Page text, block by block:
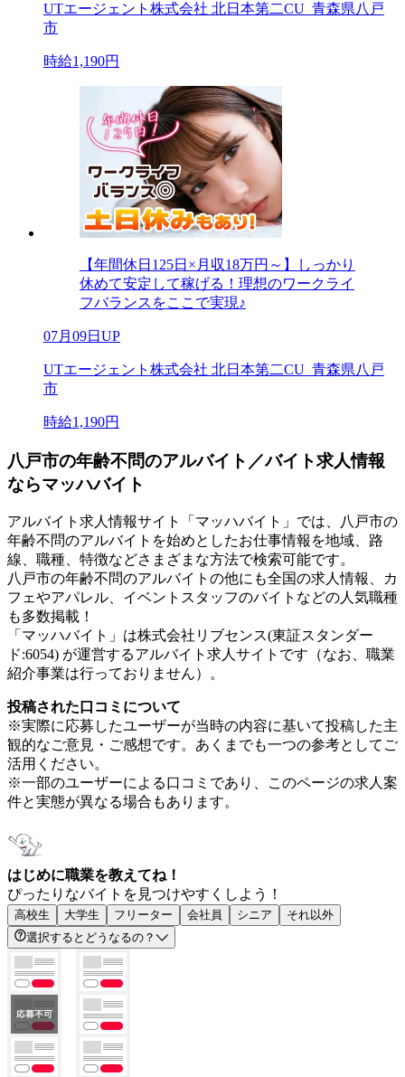
UTエージェント株式会社 北日本第二CU_青森県八戸
市
時給1,190円
【年間休日125日×月収18万円～】しっかり
休めて安定して稼げる！理想のワークライ
フバランスをここで実現♪
07月09日UP
UTエージェント株式会社 北日本第二CU_青森県八戸
市
時給1,190円
八戸市の年齢不問のアルバイト／バイト求人情報
ならマッハバイト
アルバイト求人情報サイト「マッハバイト」では、八戸市の
年齢不問のアルバイトを始めとしたお仕事情報を地域、路
線、職種、特徴などさまざまな方法で検索可能です。
八戸市の年齢不問のアルバイトの他にも全国の求人情報、カ
フェやアパレル、イベントスタッフのバイトなどの人気職種
も多数掲載！
「マッハバイト」は株式会社リブセンス(東証スタンダー
ド:6054) が運営するアルバイト求人サイトです（なお、職業
紹介事業は行っておりません）。
投稿された口コミについて
※実際に応募したユーザーが当時の内容に基いて投稿した主
観的なご意見・ご感想です。あくまでも一つの参考としてご
活用ください。
※一部のユーザーによる口コミであり、このページの求人案
件と実態が異なる場合もあります。
はじめに職業を教えてね！
ぴったりなバイトを見つけやすくしよう！
高校生 大学生 フリーター 会社員 シニア
それ以外
選択するとどうなるの？